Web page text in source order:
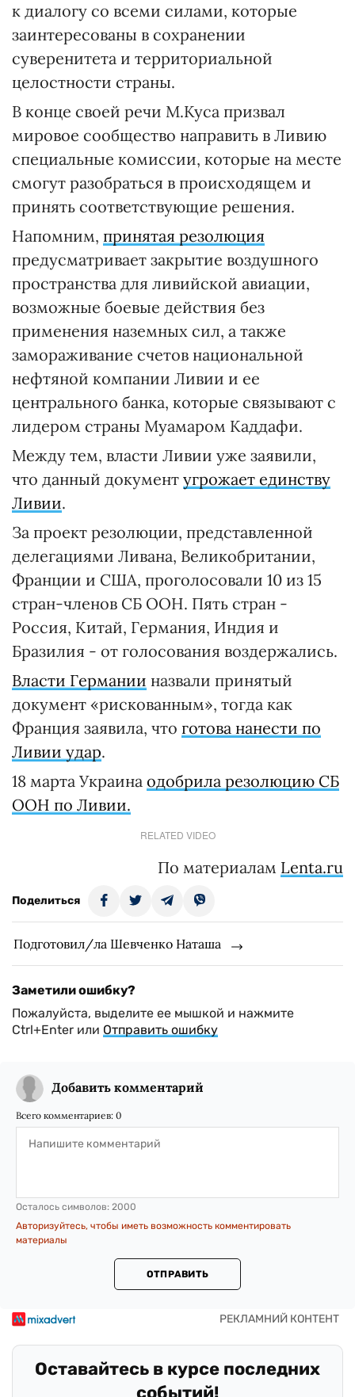
к диалогу со всеми силами, которые
заинтересованы в сохранении
суверенитета и территориальной
целостности страны.
В конце своей речи М.Куса призвал
мировое сообщество направить в Ливию
специальные комиссии, которые на месте
смогут разобраться в происходящем и
принять соответствующие решения.
Напомним, принятая резолюция
предусматривает закрытие воздушного
пространства для ливийской авиации,
возможные боевые действия без
применения наземных сил, а также
замораживание счетов национальной
нефтяной компании Ливии и ее
центрального банка, которые связывают с
лидером страны Муамаром Каддафи.
Между тем, власти Ливии уже заявили,
что данный документ угрожает единству
Ливии.
За проект резолюции, представленной
делегациями Ливана, Великобритании,
Франции и США, проголосовали 10 из 15
стран-членов СБ ООН. Пять стран -
Россия, Китай, Германия, Индия и
Бразилия - от голосования воздержались.
Власти Германии назвали принятый
документ «рискованным», тогда как
Франция заявила, что готова нанести по
Ливии удар.
18 марта Украина одобрила резолюцию СБ
ООН по Ливии.
RELATED VIDEO
По материалам Lenta.ru
Поделиться
Подготовил/ла Шевченко Наташа
Заметили ошибку?
Пожалуйста, выделите ее мышкой и нажмите
Ctrl+Enter или Отправить ошибку
Добавить комментарий
Всего комментариев: 0
Осталось символов: 2000
Авторизуйтесь, чтобы иметь возможность комментировать
материалы
ОТПРАВИТЬ
Оставайтесь в курсе последних
событий!